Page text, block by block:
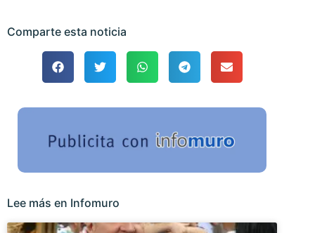
Comparte esta noticia
Lee más en Infomuro